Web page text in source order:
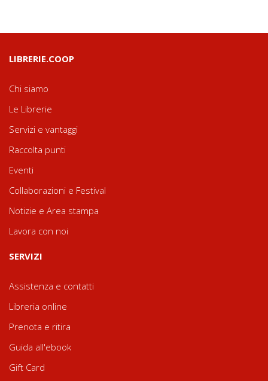
LIBRERIE.COOP
Chi siamo
Le Librerie
Servizi e vantaggi
Raccolta punti
Eventi
Collaborazioni e Festival
Notizie e Area stampa
Lavora con noi
SERVIZI
Assistenza e contatti
Libreria online
Prenota e ritira
Guida all'ebook
Gift Card